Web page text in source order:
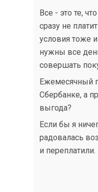
Все - это те,
сразу не
условия тоже
нужны все
совершать
Ежемесячный
Сбербанке, а
выгода?
Если бы я
радовалась
и переплатили.